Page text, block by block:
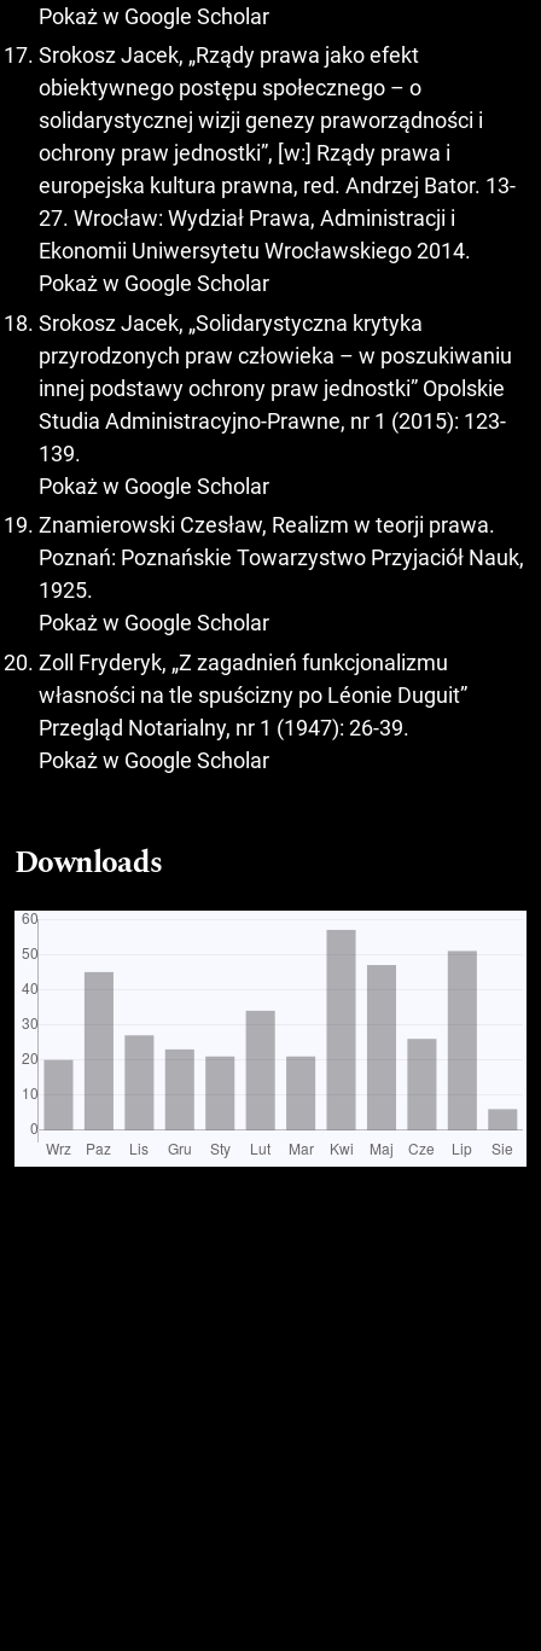
Pokaż w Google Scholar
Srokosz Jacek, „Rządy prawa jako efekt
obiektywnego postępu społecznego – o
solidarystycznej wizji genezy praworządności i
ochrony praw jednostki”, [w:] Rządy prawa i
europejska kultura prawna, red. Andrzej Bator. 13-
27. Wrocław: Wydział Prawa, Administracji i
Ekonomii Uniwersytetu Wrocławskiego 2014.
Pokaż w Google Scholar
Srokosz Jacek, „Solidarystyczna krytyka
przyrodzonych praw człowieka – w poszukiwaniu
innej podstawy ochrony praw jednostki” Opolskie
Studia Administracyjno-Prawne, nr 1 (2015): 123-
139.
Pokaż w Google Scholar
Znamierowski Czesław, Realizm w teorji prawa.
Poznań: Poznańskie Towarzystwo Przyjaciół Nauk,
1925.
Pokaż w Google Scholar
Zoll Fryderyk, „Z zagadnień funkcjonalizmu
własności na tle spuścizny po Léonie Duguit”
Przegląd Notarialny, nr 1 (1947): 26-39.
Pokaż w Google Scholar
Downloads